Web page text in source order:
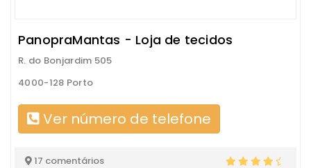
PanopraMantas - Loja de tecidos
R. do Bonjardim 505
4000-128 Porto
Ver número de telefone
17 comentários